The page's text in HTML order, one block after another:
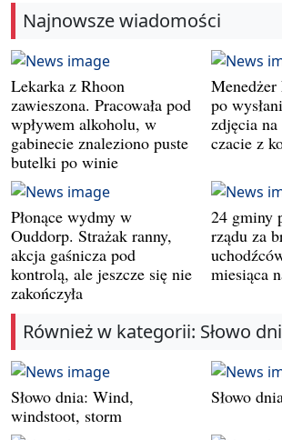
Najnowsze wiadomości
Lekarka z Rhoon
zawieszona. Pracowała pod
wpływem alkoholu, w
gabinecie znaleziono puste
butelki po winie
Menedżer
po
zdjęcia
czacie z
Płonące wydmy w
Ouddorp. Strażak ranny,
akcja gaśnicza pod
kontrolą, ale jeszcze się nie
zakończyła
24 gminy
rządu za
miesiąca
Również w kategorii: Słowo
Słowo dnia: Wind,
windstoot, storm
Słowo